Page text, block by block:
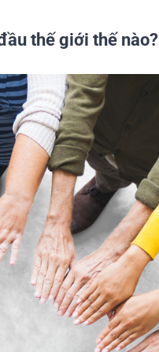
thế giới thế nào?